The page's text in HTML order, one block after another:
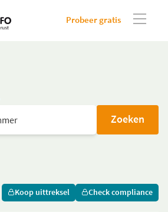
Probeer gratis
Zoeken
Koop uittreksel Check compliance